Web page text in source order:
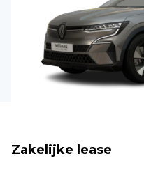
Zakelijke lease